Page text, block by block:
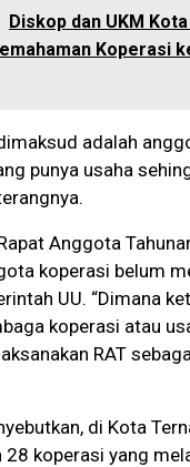
Diskop dan UKM
Koperasi
adalah
punya usaha
Anggota
koperasi belum
UU. “Dimana
koperasi atau
RAT
di Kota
koperasi yang